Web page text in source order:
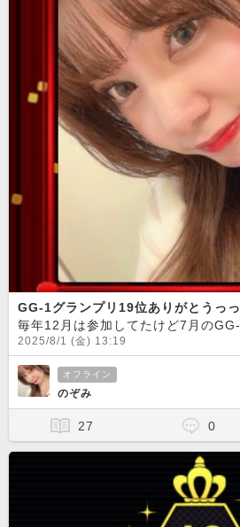
GG-1グランプリ19位ありがとうっっ
2025/8/1 (金) 13:19
オフライン
のぞみ
27 0